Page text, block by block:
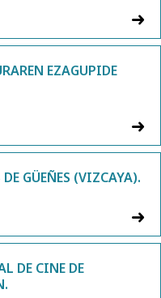
EZAGUPIDE
GÜEÑES (VIZCAYA).
DE CINE DE